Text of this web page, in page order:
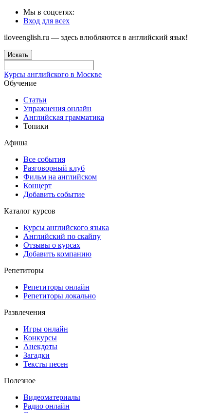
Мы в соцсетях:
Вход для всех
iloveenglish.ru — здесь влюбляются в английский язык!
Искать
Курсы английского в Москве
Обучение
Статьи
Упражнения онлайн
Английская грамматика
Топики
Афиша
Все события
Разговорный клуб
Фильм на английском
Концерт
Добавить событие
Каталог курсов
Курсы английского языка
Английский по скайпу
Отзывы о курсах
Добавить компанию
Репетиторы
Репетиторы онлайн
Репетиторы локально
Развлечения
Игры онлайн
Конкурсы
Анекдоты
Загадки
Тексты песен
Полезное
Видеоматериалы
Радио онлайн